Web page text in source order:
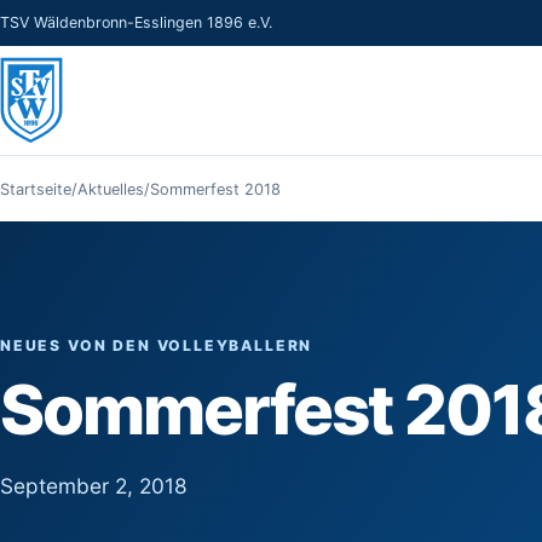
TSV Wäldenbronn-Esslingen 1896 e.V.
Startseite/Aktuelles/Sommerfest 2018
NEUES VON DEN VOLLEYBALLERN
Sommerfest
September 2, 2018